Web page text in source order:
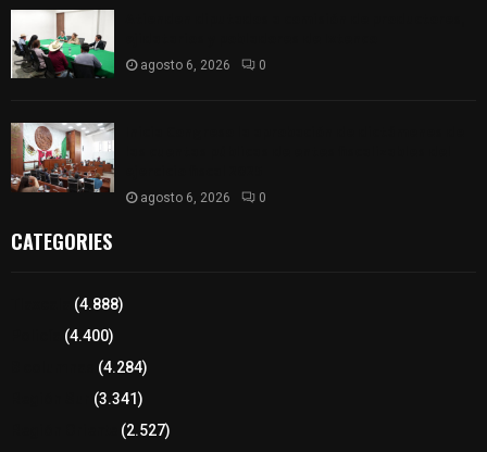
agosto 6, 2026 0
agosto 6, 2026 0
CATEGORIES
(4.888)
(4.400)
(4.284)
(3.341)
(2.527)